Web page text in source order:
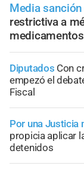
Media
restrictiva a
Diputados Con
empezó el
Fiscal
Por una Justicia
propicia aplicar
detenidos